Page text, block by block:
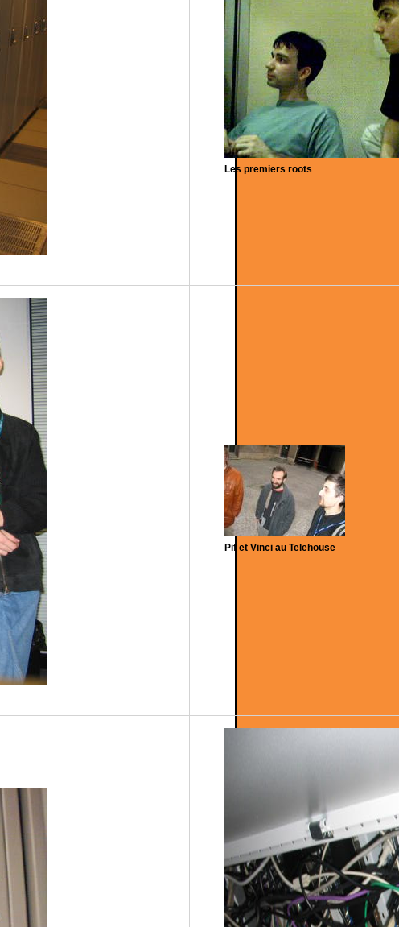
Les premiers roots
Pif et Vinci au Telehouse